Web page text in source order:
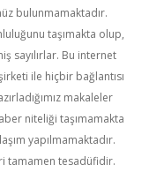
bulunmamaktadır.
taşımakta olup,
sayılırlar. Bu internet
ile hiçbir bağlantısı
makaleler
niteliği taşımamakta
yapılmamaktadır.
tamamen tesadüfidir.